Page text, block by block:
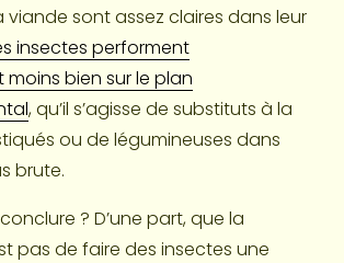
sont assez claires dans leur
insectes performent
bien sur le plan
, qu’il s’agisse de substituts à la
ou de légumineuses dans
brute.
? D’une part, que la
pas de faire des insectes une